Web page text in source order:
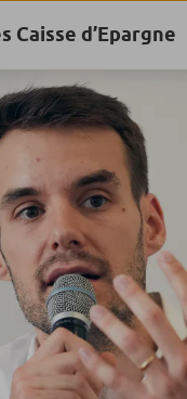
Caisse d’Epargne